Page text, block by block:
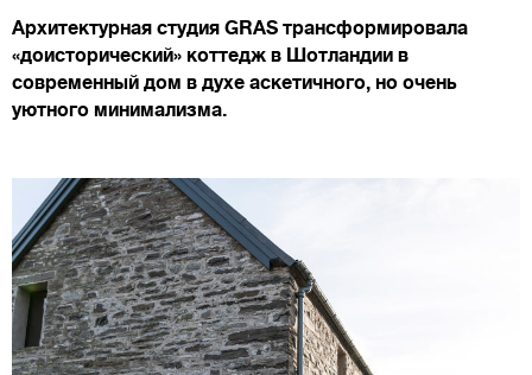
Архитектурная студия GRAS трансформировала
«доисторический» коттедж в Шотландии в
современный дом в духе аскетичного, но очень
уютного минимализма.